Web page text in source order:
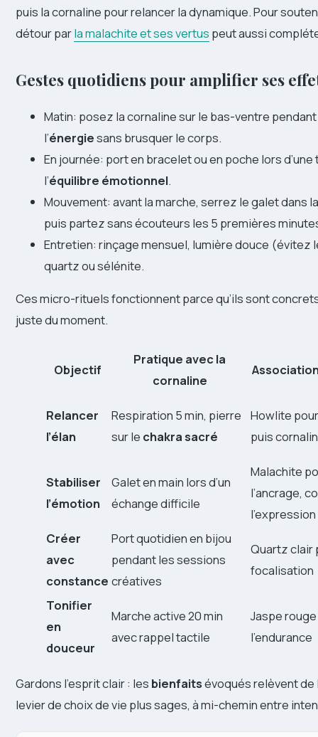
puis la cornaline pour relancer la dynamique. Pour
détour parla malachite et ses vertus peut aussi
Gestes quotidiens pour amplifier ses
Matin: posez la cornaline sur le bas-ventre
l’énergiesans brusquer le corps.
En journée: port en bracelet ou en poche lors
l’équilibre émotionnel.
Mouvement: avant la marche, serrez le galet dans
puis partez sans écouteurs les 5 premières
Entretien: rinçage mensuel, lumière douce
quartz ou sélénite.
Ces micro-rituels fonctionnent parce qu’ils sont
juste du moment.
Objectif
Pratique avec la
cornaline
Relancer
l’élan
Respiration 5 min, pierre
sur le chakra sacré
Howlite
puis
Stabiliser
l’émotion
Galet en main lors d’un
échange difficile
Malachite
l’ancrage,
l’expression
Créer
avec
constance
Port quotidien en bijou
pendant les sessions
créatives
Quartz clair
focalisation
Tonifier
en
douceur
Marche active 20 min
avec rappel tactile
Jaspe
l’endurance
Gardons l’esprit clair : les bienfaitsévoqués relèvent de
levier de choix de vie plus sages, à mi-chemin entre